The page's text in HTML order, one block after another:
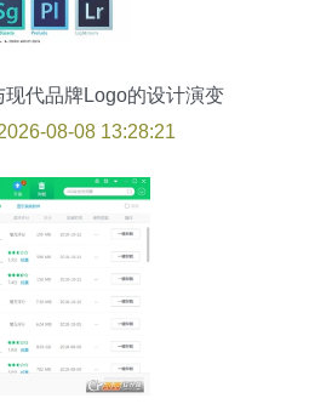
代品牌Logo的设计演变
08-08 13:28:21